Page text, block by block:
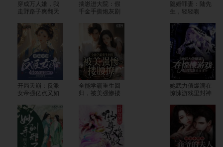
穿成万人嫌，我
走野路子爽翻天
揣崽进大院：假
千金手撕炮灰剧
隐婚罪妻：陆先
生，轻轻吻
开局天崩：反派
女帝强亿点又如
全能学霸重生回
归，被美强惨搂
她武力值爆满在
惊悚游戏里封神